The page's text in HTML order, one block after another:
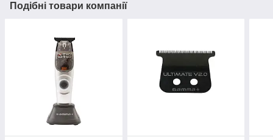
Подібні товари компанії